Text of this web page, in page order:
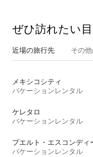
ぜひ訪⁠れ⁠た⁠い
近場の旅行先 その
メキシコシティ
バケーションレンタル
ケレタロ
バケーションレンタル
プエルト・エスコンディ
バケーションレンタル